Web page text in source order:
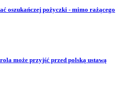
oszukańczej pożyczki - mimo rażącego
może przyjść przed polską ustawą